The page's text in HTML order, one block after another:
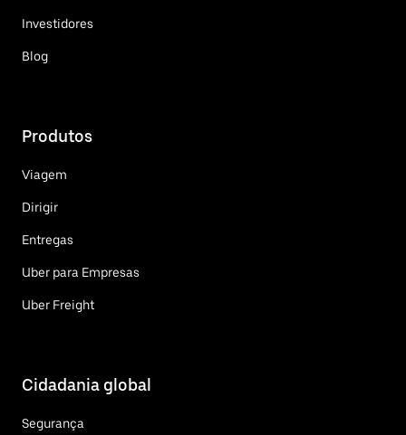
Investidores
Blog
Produtos
Viagem
Dirigir
Entregas
Uber para Empresas
Uber Freight
Cidadania global
Segurança